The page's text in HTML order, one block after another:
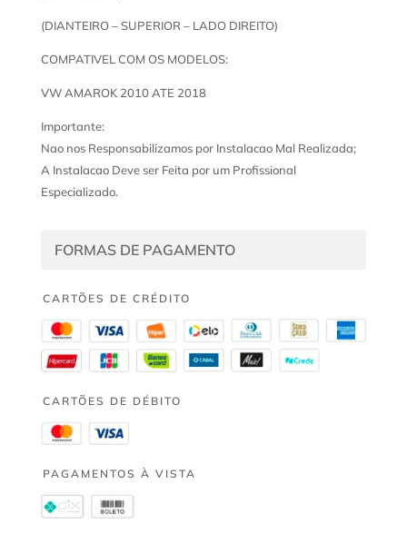
(DIANTEIRO – SUPERIOR – LADO DIREITO)
COMPATIVEL COM OS MODELOS:
VW AMAROK 2010 ATE 2018
Importante:
Nao nos Responsabilizamos por Instalacao Mal Realizada;
A Instalacao Deve ser Feita por um Profissional
Especializado.
FORMAS DE PAGAMENTO
CARTÕES DE CRÉDITO
CARTÕES DE DÉBITO
PAGAMENTOS À VISTA